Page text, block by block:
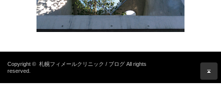
Copyright © 札幌フィメールクリニック / ブログ All rights
reserved.